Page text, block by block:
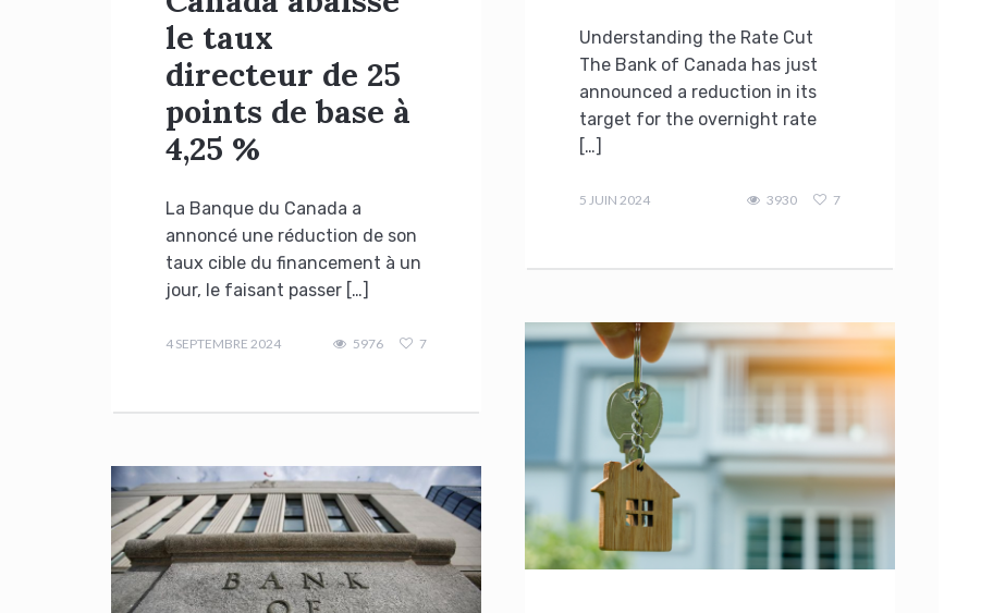
le taux
directeur de 25
points de base à
4,25 %
La Banque du Canada a
annoncé une réduction de son
taux cible du financement à un
jour, le faisant passer […]
4 SEPTEMBRE 2024 5976 7
Understanding the Rate Cut
The Bank of Canada has just
announced a reduction in its
target for the overnight rate
[…]
5 JUIN 2024 3930 7